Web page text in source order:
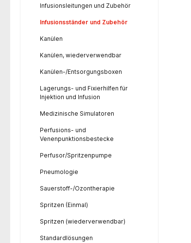
Infusionsleitungen und Zubehör
Infusionsständer und Zubehör
Kanülen
Kanülen, wiederverwendbar
Kanülen-/Entsorgungsboxen
Lagerungs- und Fixierhilfen für
Injektion und Infusion
Medizinische Simulatoren
Perfusions- und
Venenpunktionsbestecke
Perfusor/Spritzenpumpe
Pneumologie
Sauerstoff-/Ozontherapie
Spritzen (Einmal)
Spritzen (wiederverwendbar)
Standardlösungen